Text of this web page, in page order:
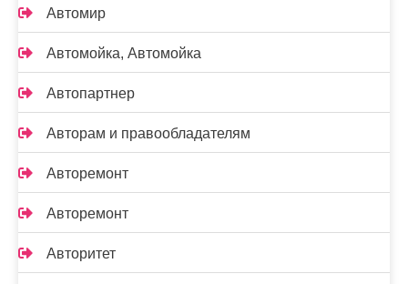
Автомир
Автомойка, Автомойка
Автопартнер
Авторам и правообладателям
Авторемонт
Авторемонт
Авторитет